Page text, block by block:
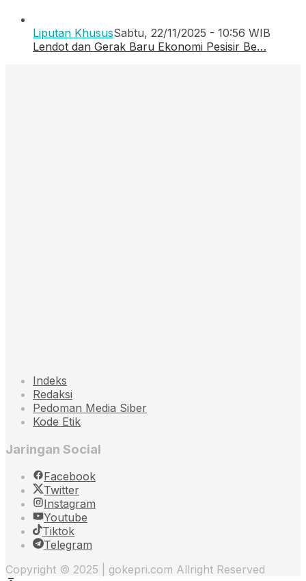
Liputan KhususSabtu, 22/11/2025 - 10:56 WIB
Lendot dan Gerak Baru Ekonomi Pesisir Be…
Indeks
Redaksi
Pedoman Media Siber
Kode Etik
Jaringan Social
Facebook
Twitter
Instagram
Youtube
Tiktok
Telegram
Copyright © 2025 | gokepri.com Allright Reserved